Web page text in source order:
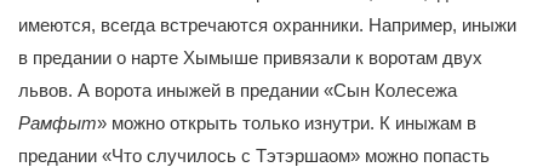
имеются, всегда встречаются охранники. Например, иныжи
в предании о нарте Хымыше привязали к воротам двух
львов. А ворота иныжей в предании «Сын Колесежа
Рамфыт» можно открыть только изнутри. К иныжам в
предании «Что случилось с Тэтэршаом» можно попасть